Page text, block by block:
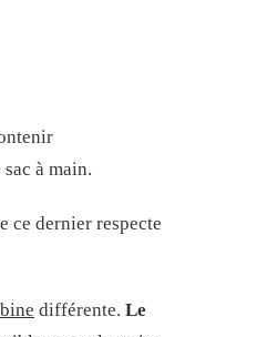
à main.
ce dernier respecte
différente. Le